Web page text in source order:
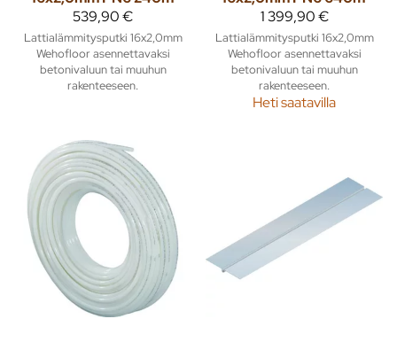
539,90 €
Lattialämmitysputki 16x2,0mm
Wehofloor asennettavaksi
betonivaluun tai muuhun
rakenteeseen.
1 399,90 €
Lattialämmitysputki 16x2,0mm
Wehofloor asennettavaksi
betonivaluun tai muuhun
rakenteeseen.
Heti saatavilla